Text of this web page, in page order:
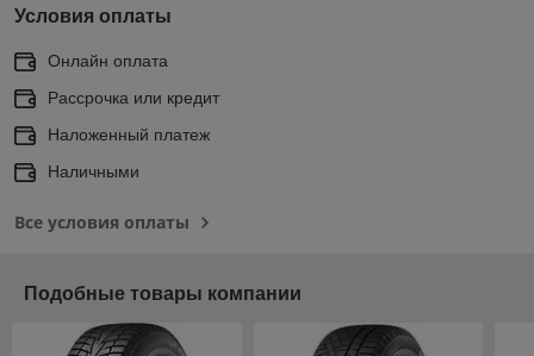
Условия оплаты
Онлайн оплата
Рассрочка или кредит
Наложенный платеж
Наличными
Все условия оплаты
Подобные товары компании